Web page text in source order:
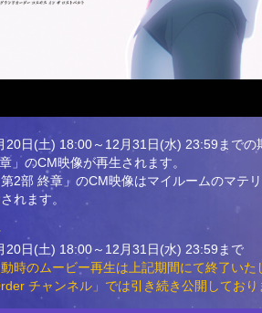
20日(土) 18:00～12月31日(水) 23:59まで
」のCM映像が再生されます。
2部 終章」のCM映像はマイルームのマテ
れます。
20日(土) 18:00～12月31日(水) 23:59まで
時のムービー再生は上記期間にて終了い
チャンネル」では引き続き公開しており